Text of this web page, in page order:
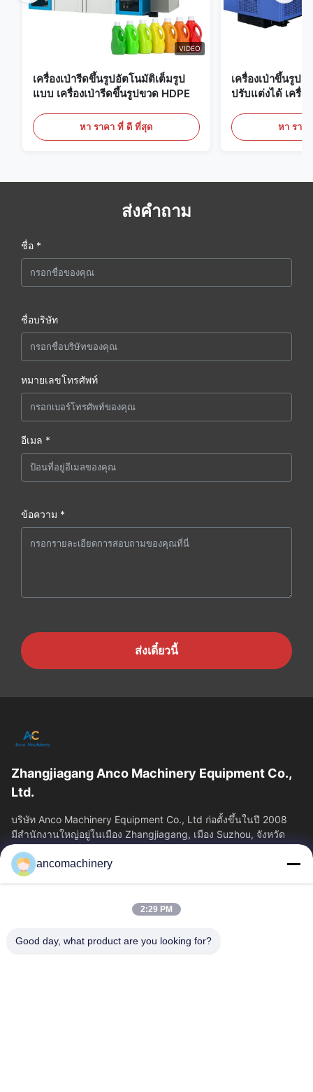
VIDEO
เครื่องเป่ารีดขึ้นรูปอัตโนมัติเต็มรูป
แบบ เครื่องเป่ารีดขึ้นรูปขวด HDPE
หา ราคา ที่ ดี ที่สุด
เครื่องเป่าขึ้นรูป
ปรับแต่งได้ เครื่อ
หา ราค
ส่งคำถาม
ชื่อ *
ชื่อบริษัท
หมายเลขโทรศัพท์
อีเมล *
ข้อความ *
ส่งเดี๋ยวนี้
Zhangjiagang Anco Machinery Equipment Co.,
Ltd.
บริษัท Anco Machinery Equipment Co., Ltd ก่อตั้งขึ้นในปี 2008
มีสํานักงานใหญ่อยู่ในเมือง Zhangjiagang, เมือง Suzhou, จังหวัด
Jiangsu.
ลิงก์ด่วน
เกี่ยวกับเรา
ทัวร์โรงงาน
ควบคุมคุณภาพ
ancomachinery
2:29 PM
Good day, what product are you looking for?